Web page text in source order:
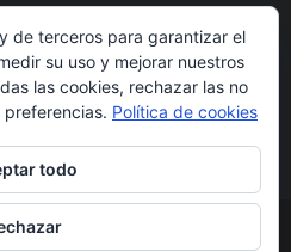
Gibraltar desarrollado por
de terceros para garantizar el
su uso y mejorar nuestros
las cookies, rechazar las no
preferencias. Política de cookies
todo